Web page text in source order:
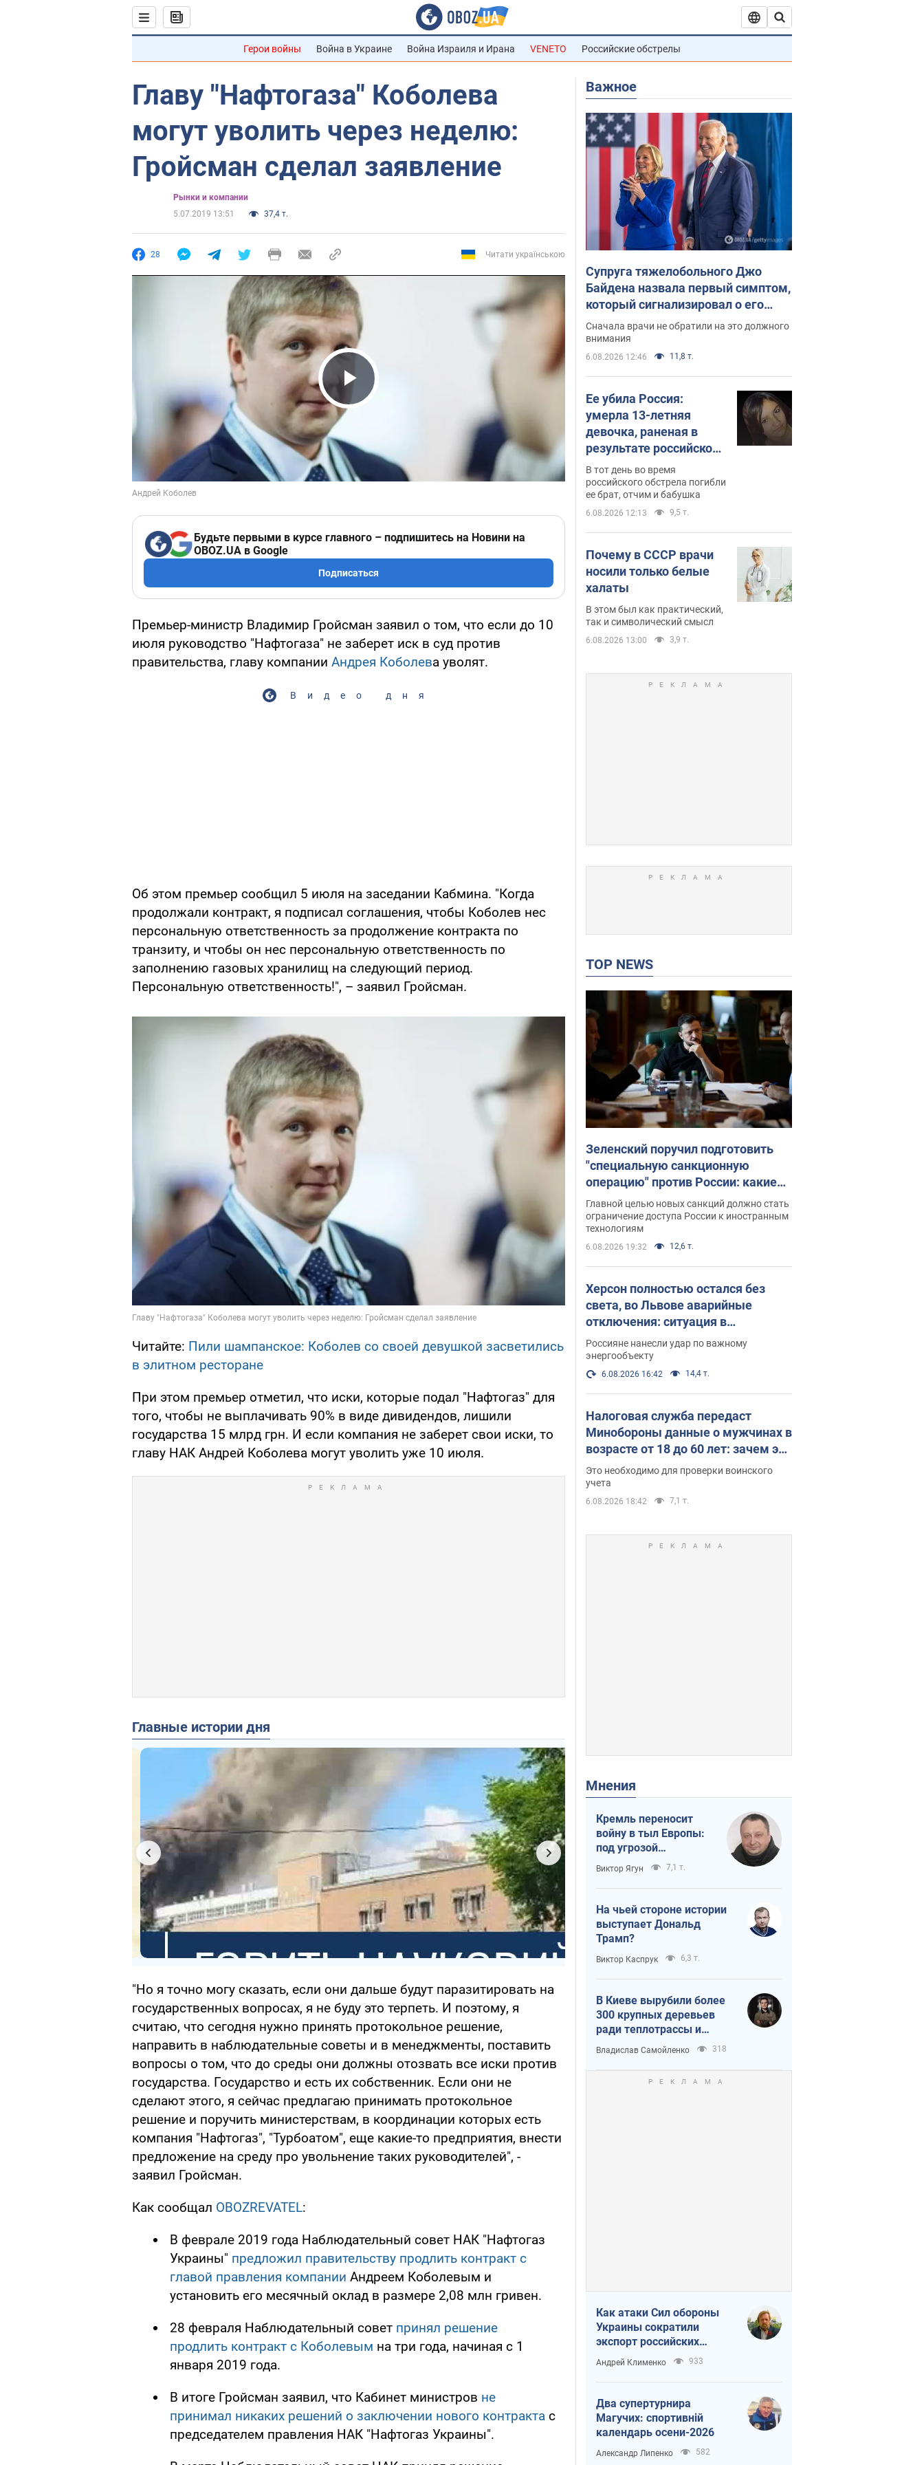
Герои войны Война в Украине Война Израиля и Ирана VENETO Российские обстрелы
Главу "Нафтогаза" Коболева
могут уволить через неделю:
Гройсман сделал заявление
Рынки и компании
5.07.2019 13:51
37,4 т.
28 Читати українською
Play Video
Будьте первыми в курсе главного – подпишитесь на Новини на
OBOZ.UA в Google
Подписаться
Премьер-министр Владимир Гройсман заявил о том, что если до 10
июля руководство "Нафтогаза" не заберет иск в суд против
правительства, главу компании Андрея Коболева уволят.
Видео дня
Об этом премьер сообщил 5 июля на заседании Кабмина. "Когда
продолжали контракт, я подписал соглашения, чтобы Коболев нес
персональную ответственность за продолжение контракта по
транзиту, и чтобы он нес персональную ответственность по
заполнению газовых хранилищ на следующий период.
Персональную ответственность!", – заявил Гройсман.
Читайте: Пили шампанское: Коболев со своей девушкой засветились
в элитном ресторане
При этом премьер отметил, что иски, которые подал "Нафтогаз" для
того, чтобы не выплачивать 90% в виде дивидендов, лишили
государства 15 млрд грн. И если компания не заберет свои иски, то
главу НАК Андрей Коболева могут уволить уже 10 июля.
Главные истории дня
"Но я точно могу сказать, если они дальше будут паразитировать на
государственных вопросах, я не буду это терпеть. И поэтому, я
считаю, что сегодня нужно принять протокольное решение,
направить в наблюдательные советы и в менеджменты, поставить
вопросы о том, что до среды они должны отозвать все иски против
государства. Государство и есть их собственник. Если они не
сделают этого, я сейчас предлагаю принимать протокольное
решение и поручить министерствам, в координации которых есть
компания "Нафтогаз", "Турбоатом", еще какие-то предприятия, внести
предложение на среду про увольнение таких руководителей", -
заявил Гройсман.
Как сообщал OBOZREVATEL:
В феврале 2019 года Наблюдательный совет НАК "Нафтогаз
Украины" предложил правительству продлить контракт с
главой правления компании Андреем Коболевым и
установить его месячный оклад в размере 2,08 млн гривен.
28 февраля Наблюдательный совет принял решение
продлить контракт с Коболевым на три года, начиная с 1
января 2019 года.
В итоге Гройсман заявил, что Кабинет министров не
принимал никаких решений о заключении нового контракта с
председателем правления НАК "Нафтогаз Украины".
Важное
Супруга тяжелобольного Джо
Байдена назвала первый симптом,
который сигнализировал о его
"агрессивном" раке
Сначала врачи не обратили на это должного
внимания
6.08.2026 12:46 11,8 т.
Ее убила Россия:
умерла 13-летняя
девочка, раненая в
результате российской
атаки на Сумскую
область. Фото
В тот день во время
российского обстрела погибли
ее брат, отчим и бабушка
6.08.2026 12:13 9,5 т.
Почему в СССР врачи
носили только белые
халаты
В этом был как практический,
так и символический смысл
6.08.2026 13:00 3,9 т.
TOP NEWS
Зеленский поручил подготовить
"специальную санкционную
операцию" против России: какие
задачи поставил президент. Фото
Главной целью новых санкций должно стать
ограничение доступа России к иностранным
технологиям
6.08.2026 19:32 12,6 т.
Херсон полностью остался без
света, во Львове аварийные
отключения: ситуация в
энергосистеме 6 августа
Россияне нанесли удар по важному
энергообъекту
6.08.2026 16:42 14,4 т.
Налоговая служба передаст
Минобороны данные о мужчинах в
возрасте от 18 до 60 лет: зачем это
нужно
Это необходимо для проверки воинского
учета
6.08.2026 18:42 7,1 т.
Мнения
Кремль переносит
войну в тыл Европы:
под угрозой
критическая
логистика
Виктор Ягун 7,1 т.
На чьей стороне истории
выступает Дональд
Трамп?
Виктор Каспрук 6,3 т.
В Киеве вырубили более
300 крупных деревьев
ради теплотрассы и
вопреки Генплану
Владислав Самойленко 318
Как атаки Сил обороны
Украины сократили
экспорт российских
нефтепродуктов
Андрей Клименко 933
Два супертурнира
Магучих: спортивній
календарь осени-2026
Александр Липенко 582